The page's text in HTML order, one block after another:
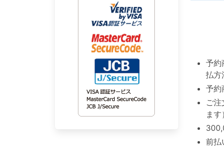
予約
払方
予約
ご
ます）
前払